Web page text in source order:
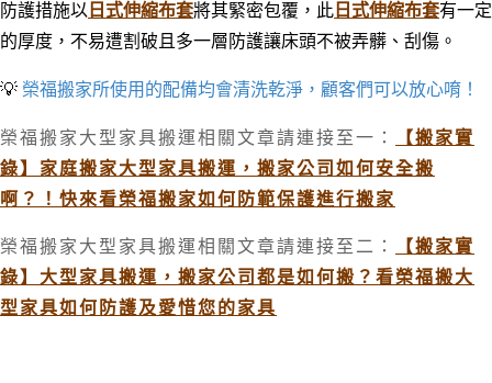
防護措施以 日式伸縮布套將其緊密包覆，此 日式伸縮布套有一定
的厚度 ， 不易遭割破且多一層防護讓床頭不被弄髒 、 刮傷。
💡 榮福搬家所使用的配備均會清洗乾淨，顧客們可以放心唷！
榮福搬家大型家具搬運相關文章請連接至一：
【搬家實
錄】家庭搬家大型家具搬運，搬家公司如何安全搬
啊？！快來看榮福搬家如何防範保護進行搬家
榮福搬家大型家具搬運相關文章請連接至二：
【搬家實
錄】大型家具搬運，搬家公司都是如何搬？看榮福搬大
型家具如何防護及愛惜您的家具